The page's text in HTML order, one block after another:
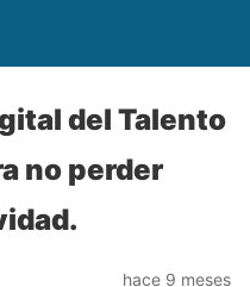
del Talento
no perder
hace 9 meses